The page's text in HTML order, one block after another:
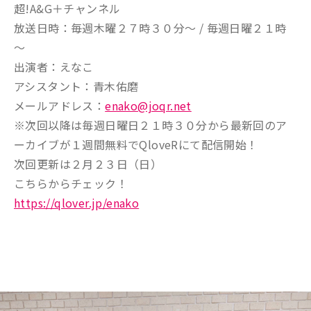
超!A&G＋チャンネル
放送日時：毎週木曜２７時３０分～ / 毎週日曜２１時
～
出演者：えなこ
アシスタント：青木佑磨
メールアドレス：enako@joqr.net
※次回以降は毎週日曜日２１時３０分から最新回のア
ーカイブが１週間無料でQloveRにて配信開始！
次回更新は２月２３日（日）
こちらからチェック！
https://qlover.jp/enako